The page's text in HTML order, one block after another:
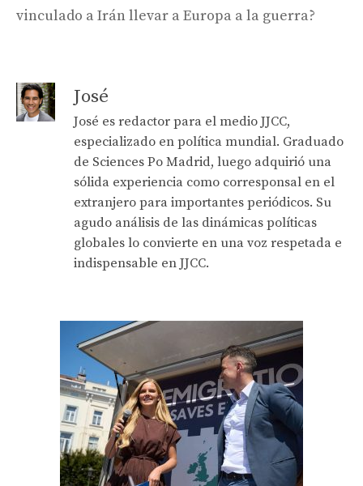
vinculado a Irán llevar a Europa a la guerra?
José
José es redactor para el medio JJCC,
especializado en política mundial. Graduado
de Sciences Po Madrid, luego adquirió una
sólida experiencia como corresponsal en el
extranjero para importantes periódicos. Su
agudo análisis de las dinámicas políticas
globales lo convierte en una voz respetada e
indispensable en JJCC.